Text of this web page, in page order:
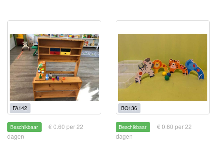
FA142
Beschikbaar
€ 0.60 per 22
dagen
BO136
Beschikbaar
€ 0.60 per 22
dagen